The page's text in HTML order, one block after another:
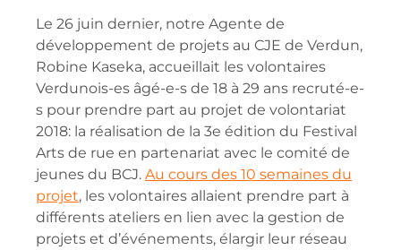
Le 26 juin dernier, notre Agente de
développement de projets au CJE de Verdun,
Robine Kaseka, accueillait les volontaires
Verdunois-es âgé-e-s de 18 à 29 ans recruté-e-
s pour prendre part au projet de volontariat
2018: la réalisation de la 3e édition du Festival
Arts de rue en partenariat avec le comité de
jeunes du BCJ. Au cours des 10 semaines du
projet, les volontaires allaient prendre part à
différents ateliers en lien avec la gestion de
projets et d’événements, élargir leur réseau